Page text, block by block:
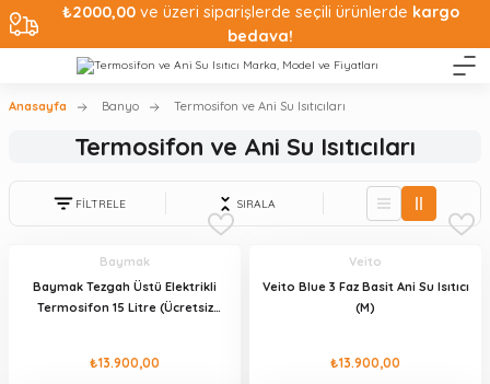
₺2000,00ve üzeri siparişlerde seçili ürünlerde kargo
bedava!
Anasayfa Banyo Termosifon ve Ani Su Isıtıcıları
Termosifon ve Ani Su Isıtıcıları
FİLTRELE SIRALA
Baymak
Baymak Tezgah Üstü Elektrikli
Termosifon 15 Litre (Ücretsiz
₺13.900,00
Veito
Veito Blue 3 Faz Basit Ani Su Isıtıcı
(M)
₺13.900,00